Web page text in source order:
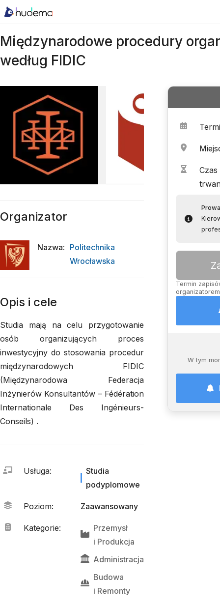
Międzynarodowe procedury
według FIDIC
Czas
Termin
W tym
Organizator
Nazwa: Politechnika
Wrocławska
Opis i cele
Studia mają na celu przygotowanie
osób organizujących proces
inwestycyjny do stosowania procedur
międzynarodowych FIDIC
(Międzynarodowa Federacja
Inżynierów Konsultantów – Fédération
Internationale Des Ingénieurs-
Conseils) .
Usługa:
Studia
podyplomowe
Poziom: Zaawansowany
Kategorie:
Przemysł
i Produkcja
Administracja
Budowa
i Remonty